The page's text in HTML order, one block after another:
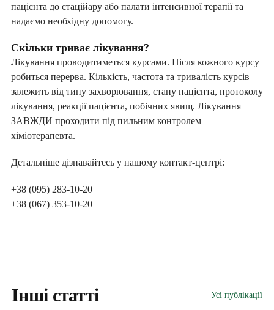
пацієнта до стаційару або палати інтенсивної терапії та
надаємо необхідну допомогу.
Скільки триває лікування?
Лікування проводитиметься курсами. Після кожного курсу
робиться перерва. Кількість, частота та тривалість курсів
залежить від типу захворювання, стану пацієнта, протоколу
лікування, реакції пацієнта, побічних явищ. Лікування
ЗАВЖДИ проходити під пильним контролем
хіміотерапевта.
Детальніше дізнавайтесь у нашому контакт-центрі:
+38 (095) 283-10-20
+38 (067) 353-10-20
Інші статті Усі публікації